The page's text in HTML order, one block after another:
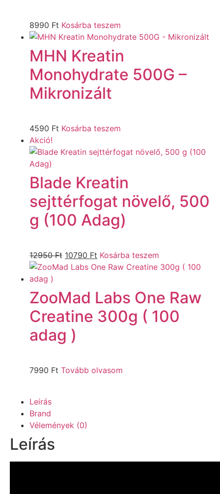
8990 Ft Kosárba teszem
MHN Kreatin
Monohydrate 500G –
Mikronizált
4590 Ft Kosárba teszem
Akció!
Blade Kreatin
sejttérfogat növelő, 500
g (100 Adag)
12950Ft 10790 Ft Kosárba teszem
ZooMad Labs One Raw
Creatine 300g ( 100
adag )
7990 Ft Tovább olvasom
Leírás
Brand
Vélemények (0)
Leírás